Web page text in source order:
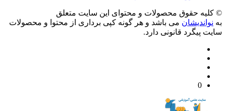
حقوق محصولات و محتوای اين سایت متعلق
می باشد و هر گونه کپی برداری از محتوا و محصولات
پیگرد قانونی دارد.